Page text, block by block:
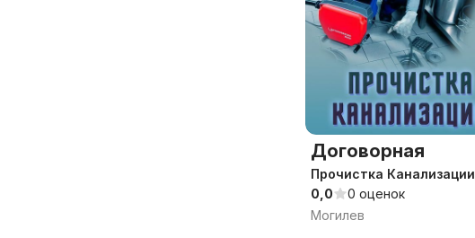
Договорная
Прочистка Канализации
0,0
0 оценок
Могилев